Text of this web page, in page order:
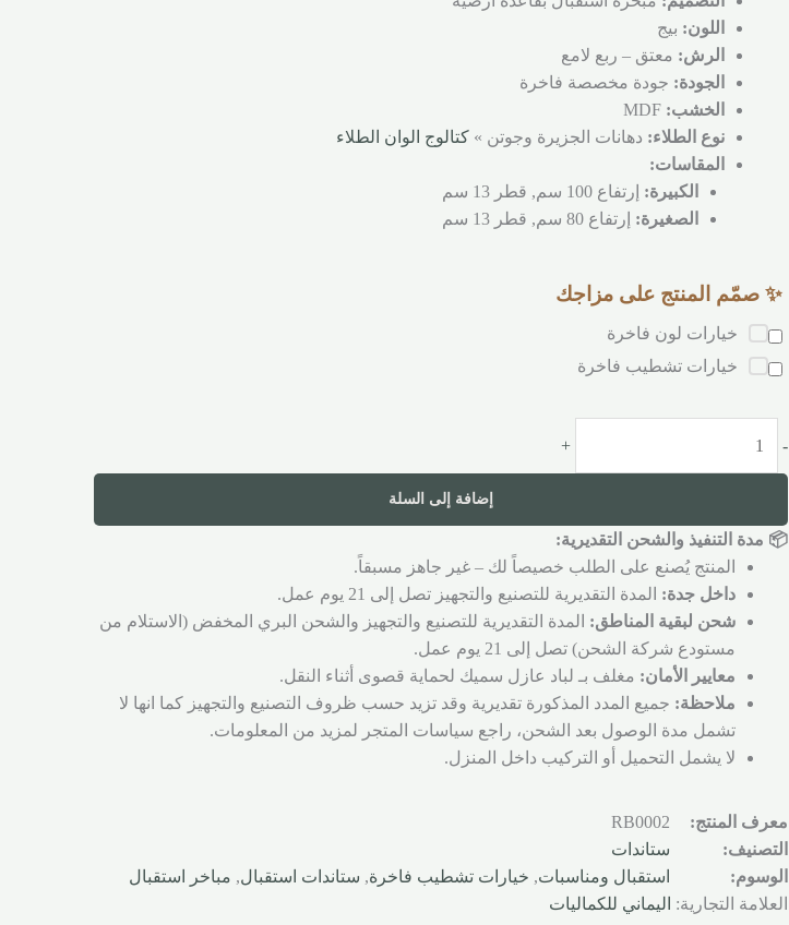
اللون: بيج
الرش: معتق – ربع لامع
الجودة: جودة مخصصة فاخرة
الخشب: MDF
نوع الطلاء: دهانات الجزيرة وجوتن »كتالوج الوان الطلاء
المقاسات:
الكبيرة: إرتفاع 100 سم, قطر 13 سم
الصغيرة: إرتفاع 80 سم, قطر 13 سم
✨ صمّم المنتج على مزاجك
خيارات لون فاخرة
خيارات تشطيب فاخرة
-
+
إضافة إلى السلة
📦 مدة التنفيذ والشحن التقديرية:
المنتج يُصنع على الطلب خصيصاً لك – غير جاهز مسبقاً.
داخل جدة: المدة التقديرية للتصنيع والتجهيز تصل إلى 21 يوم عمل.
شحن لبقية المناطق: المدة التقديرية للتصنيع والتجهيز والشحن البري المخفض (الاستلام من
مستودع شركة الشحن) تصل إلى 21 يوم عمل.
معايير الأمان: مغلف بـ لباد عازل سميك لحماية قصوى أثناء النقل.
ملاحظة: جميع المدد المذكورة تقديرية وقد تزيد حسب ظروف التصنيع والتجهيز كما انها لا
تشمل مدة الوصول بعد الشحن، راجع سياسات المتجر لمزيد من المعلومات.
لا يشمل التحميل أو التركيب داخل المنزل.
معرف المنتج:
RB0002
التصنيف:
ستاندات
الوسوم:
استقبال ومناسبات, خيارات تشطيب فاخرة, ستاندات استقبال, مباخر استقبال
العلامة التجارية: اليماني للكماليات